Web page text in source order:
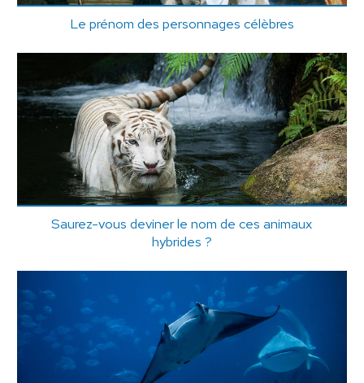
Le prénom des personnages célèbres
Saurez-vous deviner le nom de ces animaux
hybrides ?